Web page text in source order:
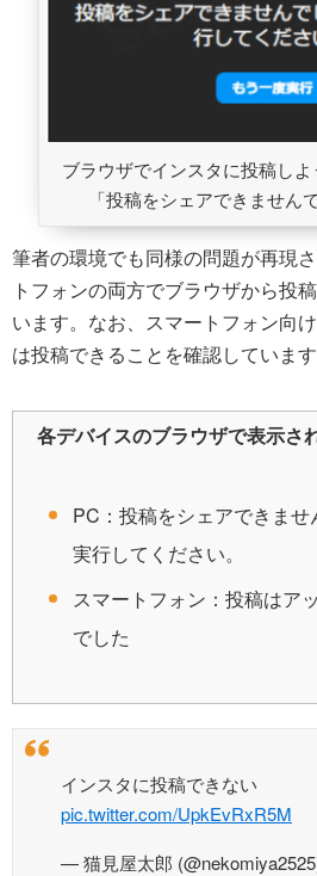
ブラウザでインスタに投稿し
「投稿をシェアできません
筆者の環境でも同様の問題が再現
トフォンの両方でブラウザから投
います。なお、スマートフォン向
は投稿できることを確認しています
各デバイスのブラウザで表示さ
PC：投稿をシェアできま
実行してください。
スマートフォン：投稿はア
でした
インスタに投稿できない
pic.twitter.com/UpkEvRxR5M
— 猫見屋太郎